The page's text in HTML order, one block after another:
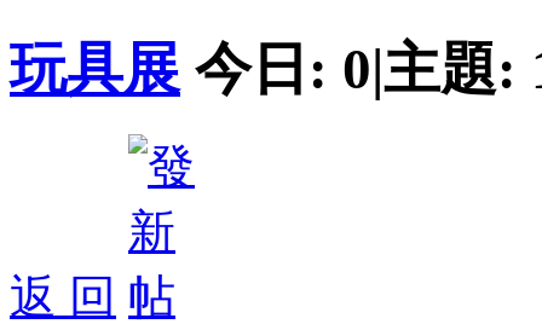
玩具展 今日: 0|主題:
返 回